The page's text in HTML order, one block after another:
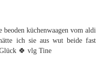
küchenwaagen vom aldi
ich sie aus wut beide fast
🍀 vlg Tine